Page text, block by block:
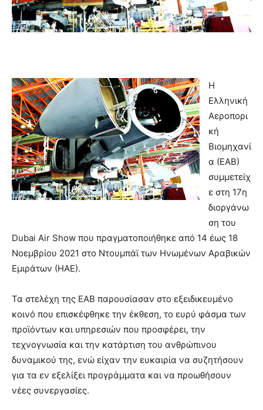
Η
Ελληνική
Αεροπορι
κή
Βιομηχανί
α (ΕΑΒ)
συμμετείχ
ε στη 17η
διοργάνω
ση του
Dubai Air Show που πραγματοποιήθηκε από 14 έως 18
Νοεμβρίου 2021 στο Ντουμπάϊ των Ηνωμένων Αραβικών
Εμιράτων (ΗΑΕ).
Τα στελέχη της ΕΑΒ παρουσίασαν στο εξειδικευμένο
κοινό που επισκέφθηκε την έκθεση, το ευρύ φάσμα των
προϊόντων και υπηρεσιών που προσφέρει, την
τεχνογνωσία και την κατάρτιση του ανθρώπινου
δυναμικού της, ενώ είχαν την ευκαιρία να συζητήσουν
για τα εν εξελίξει προγράμματα και να προωθήσουν
νέες συνεργασίες.